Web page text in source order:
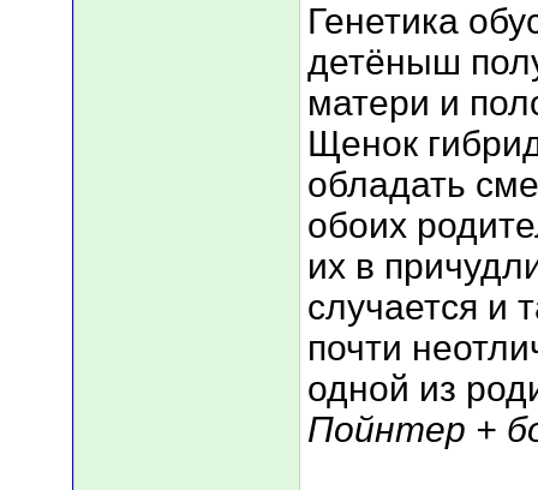
Генетика
детёныш
матери и
Щенок
обладать
обоих
их в
случается и
почти
одной из
Пойнтер +